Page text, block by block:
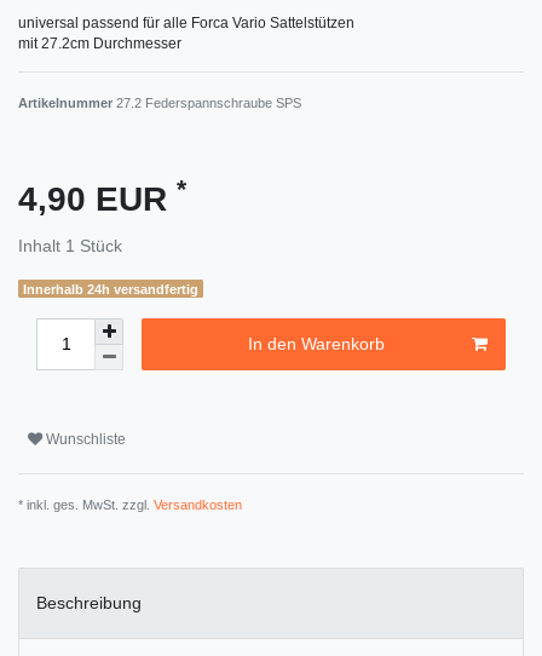
universal passend für alle Forca Vario Sattelstützen
mit 27.2cm Durchmesser
Artikelnummer 27.2 Federspannschraube SPS
4,90 EUR *
Inhalt 1 Stück
Innerhalb 24h versandfertig
In den Warenkorb
Wunschliste
* inkl. ges. MwSt. zzgl. Versandkosten
Beschreibung